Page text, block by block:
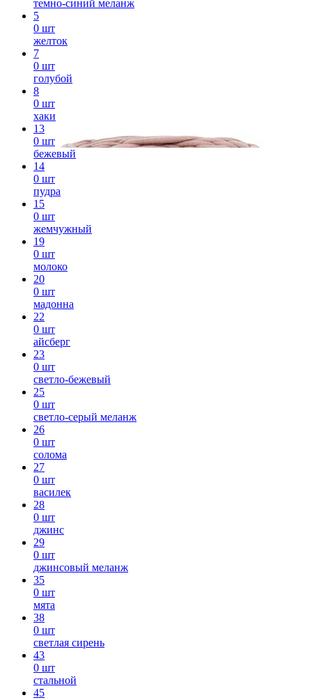
темно-синий меланж
5
0 шт
желток
7
0 шт
голубой
8
0 шт
хаки
13
0 шт
бежевый
14
0 шт
пудра
15
0 шт
жемчужный
19
0 шт
молоко
20
0 шт
мадонна
22
0 шт
айсберг
23
0 шт
светло-бежевый
25
0 шт
светло-серый меланж
26
0 шт
солома
27
0 шт
василек
28
0 шт
джинс
29
0 шт
джинсовый меланж
35
0 шт
мята
38
0 шт
светлая сирень
43
0 шт
стальной
45